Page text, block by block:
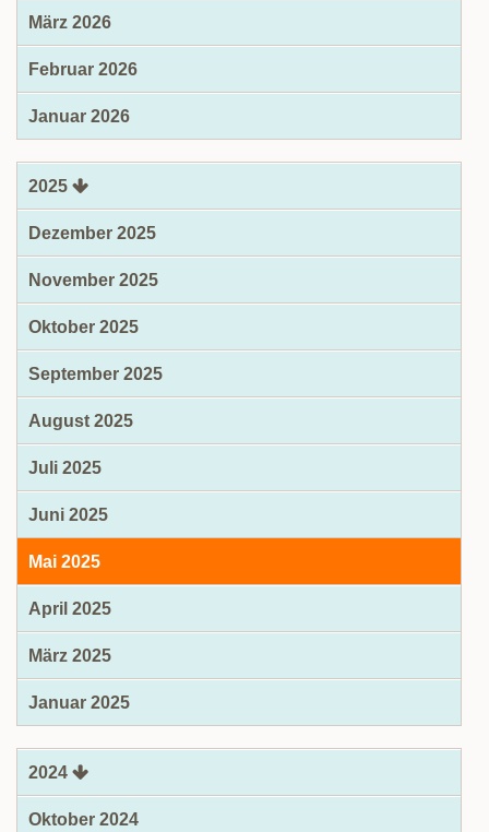
März 2026
Februar 2026
Januar 2026
2025
Dezember 2025
November 2025
Oktober 2025
September 2025
August 2025
Juli 2025
Juni 2025
Mai 2025
April 2025
März 2025
Januar 2025
2024
Oktober 2024